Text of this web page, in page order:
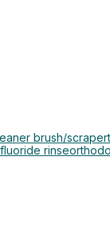
brush/scraper
fluoride rinse